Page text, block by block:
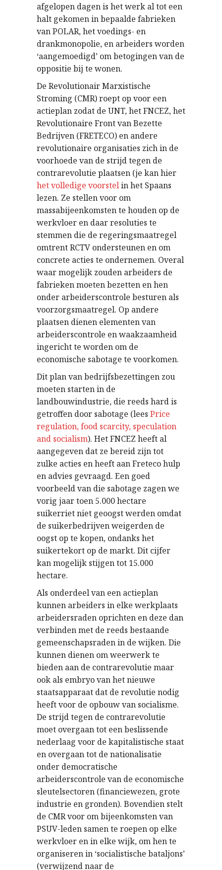
afgelopen dagen is het werk al tot een
halt gekomen in bepaalde fabrieken
van POLAR, het voedings- en
drankmonopolie, en arbeiders worden
‘aangemoedigd’ om betogingen van de
oppositie bij te wonen.
De Revolutionair Marxistische
Stroming (CMR) roept op voor een
actieplan zodat de UNT, het FNCEZ, het
Revolutionaire Front van Bezette
Bedrijven (FRETECO) en andere
revolutionaire organisaties zich in de
voorhoede van de strijd tegen de
contrarevolutie plaatsen (je kan hier
het volledige voorstelin het Spaans
lezen. Ze stellen voor om
massabijeenkomsten te houden op de
werkvloer en daar resoluties te
stemmen die de regeringsmaatregel
omtrent RCTV ondersteunen en om
concrete acties te ondernemen. Overal
waar mogelijk zouden arbeiders de
fabrieken moeten bezetten en hen
onder arbeiderscontrole besturen als
voorzorgsmaatregel. Op andere
plaatsen dienen elementen van
arbeiderscontrole en waakzaamheid
ingericht te worden om de
economische sabotage te voorkomen.
Dit plan van bedrijfsbezettingen zou
moeten starten in de
landbouwindustrie, die reeds hard is
getroffen door sabotage (lees Price
regulation, food scarcity, speculation
and socialism). Het FNCEZ heeft al
aangegeven dat ze bereid zijn tot
zulke acties en heeft aan Freteco hulp
en advies gevraagd. Een goed
voorbeeld van die sabotage zagen we
vorig jaar toen 5.000 hectare
suikerriet niet geoogst werden omdat
de suikerbedrijven weigerden de
oogst op te kopen, ondanks het
suikertekort op de markt. Dit cijfer
kan mogelijk stijgen tot 15.000
hectare.
Als onderdeel van een actieplan
kunnen arbeiders in elke werkplaats
arbeidersraden oprichten en deze dan
verbinden met de reeds bestaande
gemeenschapsraden in de wijken. Die
kunnen dienen om weerwerk te
bieden aan de contrarevolutie maar
ook als embryo van het nieuwe
staatsapparaat dat de revolutie nodig
heeft voor de opbouw van socialisme.
De strijd tegen de contrarevolutie
moet overgaan tot een beslissende
nederlaag voor de kapitalistische staat
en overgaan tot de nationalisatie
onder democratische
arbeiderscontrole van de economische
sleutelsectoren (financiewezen, grote
industrie en gronden). Bovendien stelt
de CMR voor om bijeenkomsten van
PSUV-leden samen te roepen op elke
werkvloer en in elke wijk, om hen te
organiseren in ‘socialistische bataljons’
(verwijzend naar de